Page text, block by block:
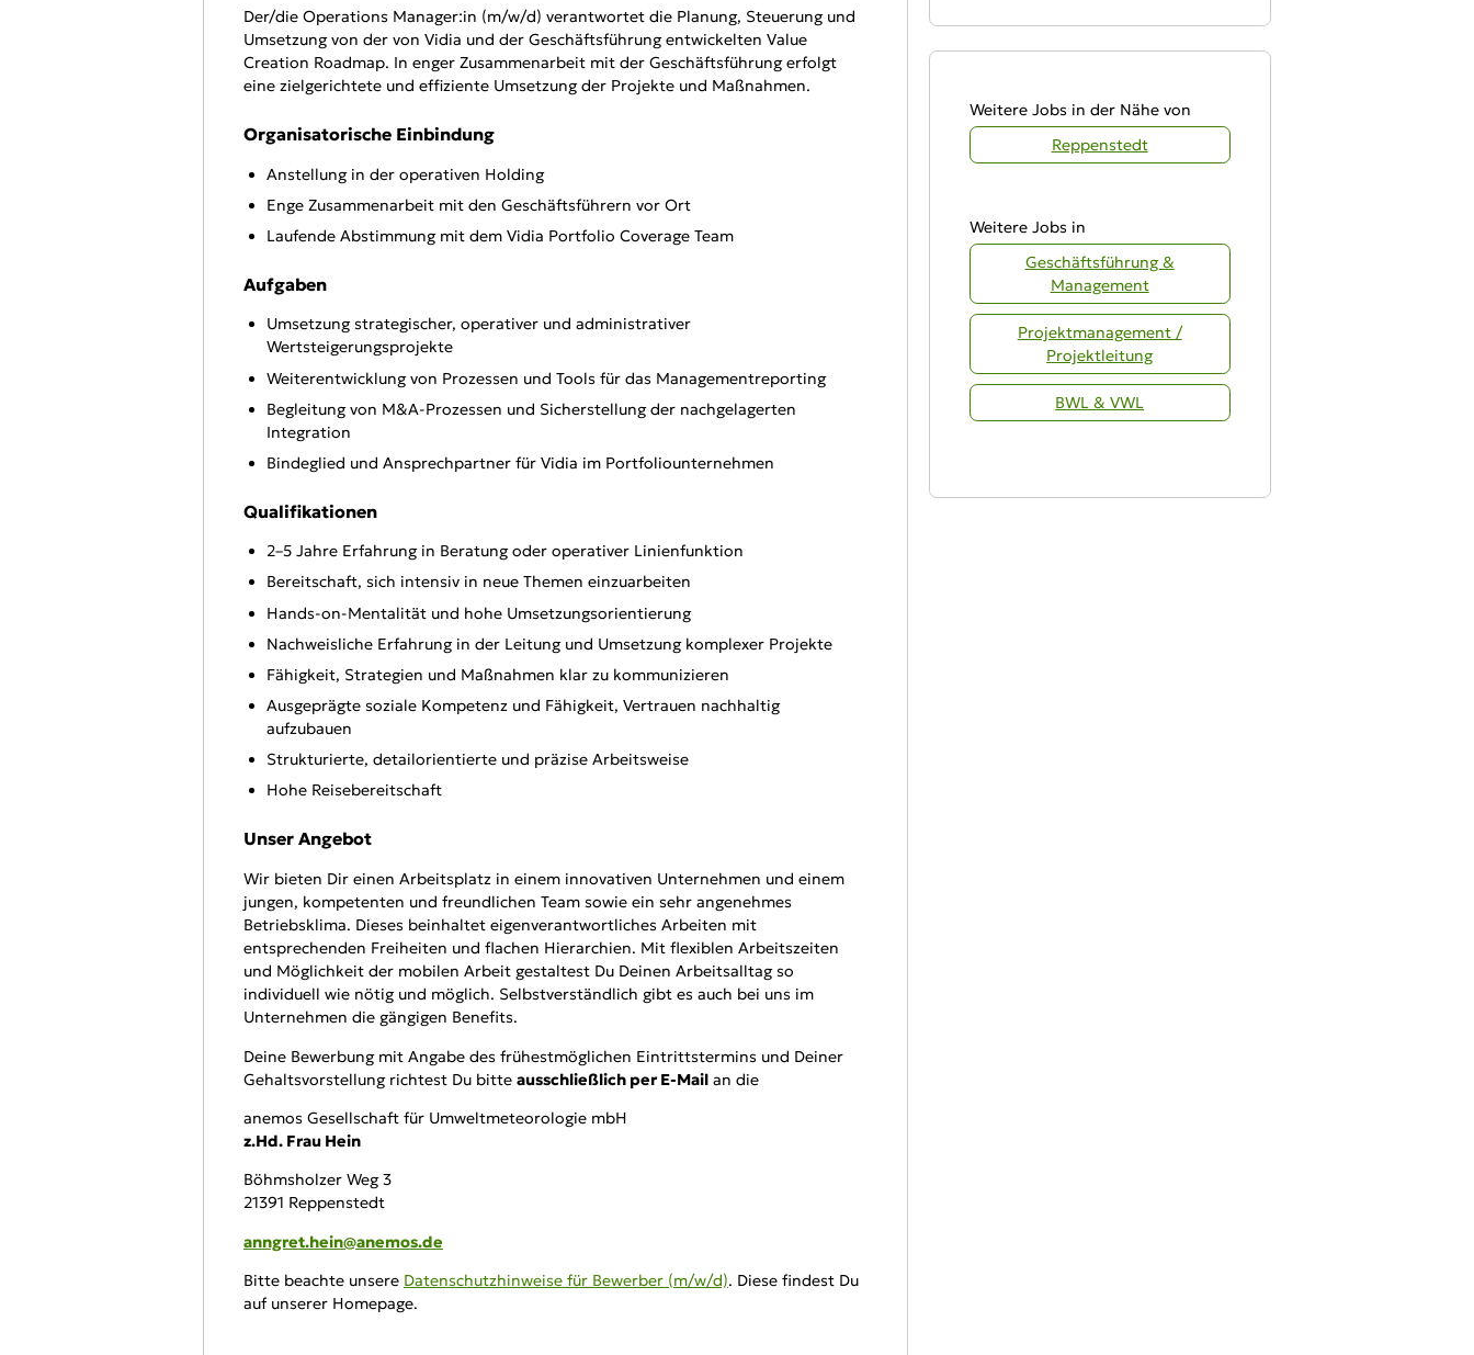
Der/die Operations Manager:in (m/w/d) verantwortet die Planung, Steuerung und
Umsetzung von der von Vidia und der Geschäftsführung entwickelten Value
Creation Roadmap. In enger Zusammenarbeit mit der Geschäftsführung erfolgt
eine zielgerichtete und effiziente Umsetzung der Projekte und Maßnahmen.
Organisatorische Einbindung
Anstellung in der operativen Holding
Enge Zusammenarbeit mit den Geschäftsführern vor Ort
Laufende Abstimmung mit dem Vidia Portfolio Coverage Team
Aufgaben
Umsetzung strategischer, operativer und administrativer
Wertsteigerungsprojekte
Weiterentwicklung von Prozessen und Tools für das Managementreporting
Begleitung von M&A-Prozessen und Sicherstellung der nachgelagerten
Integration
Bindeglied und Ansprechpartner für Vidia im Portfoliounternehmen
Qualifikationen
2–5 Jahre Erfahrung in Beratung oder operativer Linienfunktion
Bereitschaft, sich intensiv in neue Themen einzuarbeiten
Hands-on-Mentalität und hohe Umsetzungsorientierung
Nachweisliche Erfahrung in der Leitung und Umsetzung komplexer Projekte
Fähigkeit, Strategien und Maßnahmen klar zu kommunizieren
Ausgeprägte soziale Kompetenz und Fähigkeit, Vertrauen nachhaltig
aufzubauen
Strukturierte, detailorientierte und präzise Arbeitsweise
Hohe Reisebereitschaft
Unser Angebot
Wir bieten Dir einen Arbeitsplatz in einem innovativen Unternehmen und einem
jungen, kompetenten und freundlichen Team sowie ein sehr angenehmes
Betriebsklima. Dieses beinhaltet eigenverantwortliches Arbeiten mit
entsprechenden Freiheiten und flachen Hierarchien. Mit flexiblen Arbeitszeiten
und Möglichkeit der mobilen Arbeit gestaltest Du Deinen Arbeitsalltag so
individuell wie nötig und möglich. Selbstverständlich gibt es auch bei uns im
Unternehmen die gängigen Benefits.
Deine Bewerbung mit Angabe des frühestmöglichen Eintrittstermins und Deiner
Gehaltsvorstellung richtest Du bitte ausschließlich per E-Mailan die
anemos Gesellschaft für Umweltmeteorologie mbH
z.Hd. Frau Hein
Böhmsholzer Weg 3
21391 Reppenstedt
anngret.hein@anemos.de
Bitte beachte unsere Datenschutzhinweise für Bewerber (m/w/d). Diese findest Du
auf unserer Homepage.
Weitere Jobs in der Nähe von
Reppenstedt
Weitere Jobs in
Geschäftsführung &
Management
Projektmanagement /
Projektleitung
BWL & VWL